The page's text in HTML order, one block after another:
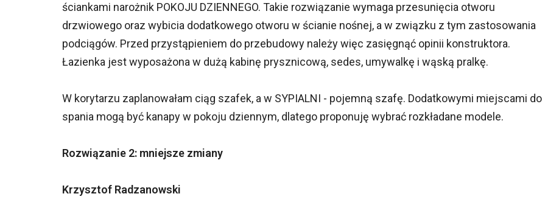
ściankami narożnik POKOJU DZIENNEGO. Takie rozwiązanie wymaga przesunięcia otworu
drzwiowego oraz wybicia dodatkowego otworu w ścianie nośnej, a w związku z tym zastosowania
podciągów. Przed przystąpieniem do przebudowy należy więc zasięgnąć opinii konstruktora.
Łazienka jest wyposażona w dużą kabinę prysznicową, sedes, umywalkę i wąską pralkę.
W korytarzu zaplanowałam ciąg szafek, a w SYPIALNI - pojemną szafę. Dodatkowymi miejscami do
spania mogą być kanapy w pokoju dziennym, dlatego proponuję wybrać rozkładane modele.
Rozwiązanie 2: mniejsze zmiany
Krzysztof Radzanowski